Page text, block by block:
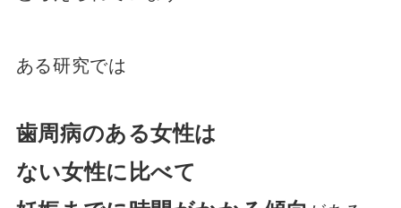
ある研究では
歯周病のある女性は
ない女性に比べて